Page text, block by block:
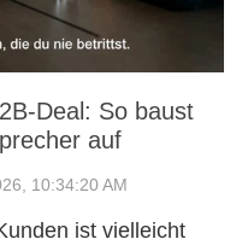
Deal: So baust
auf
10:34:20 AM
ist vielleicht